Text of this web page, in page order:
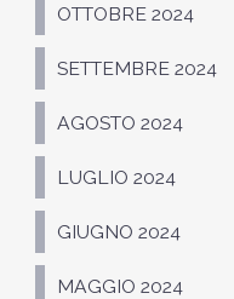
OTTOBRE 2024
SETTEMBRE 2024
AGOSTO 2024
LUGLIO 2024
GIUGNO 2024
MAGGIO 2024